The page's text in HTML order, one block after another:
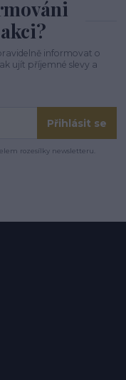
informovat o
ujít příjemné slevy a
Přihlásit se
rozesílky newsletteru.